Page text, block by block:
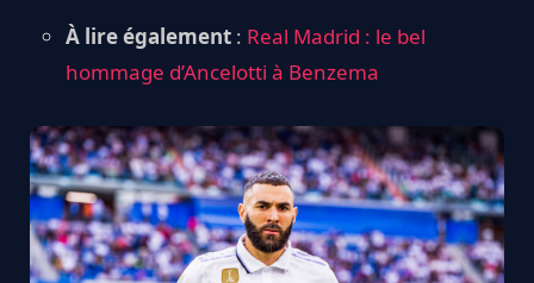
À lire également : Real Madrid : le bel
hommage d’Ancelotti à Benzema